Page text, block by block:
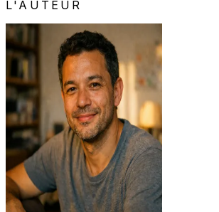
L'AUTEUR